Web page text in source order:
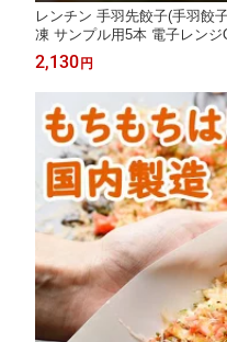
レンチン 手羽先餃子(手羽餃
凍 サンプル用5本 電子レンジ
人気 学園祭 学祭 模擬店 文化
手羽先チーズ 手羽先明太 送料
2,130 円